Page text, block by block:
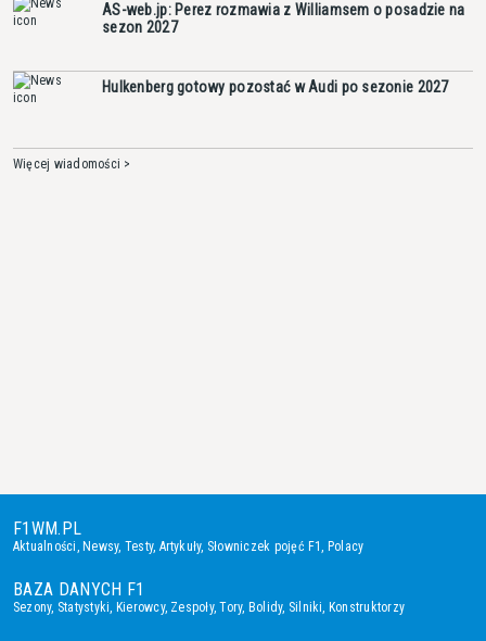
AS-web.jp: Perez rozmawia z Williamsem o posadzie na
sezon 2027
Hulkenberg gotowy pozostać w Audi po sezonie 2027
Więcej wiadomości >
F1WM.PL
Aktualności, Newsy, Testy, Artykuły, Słowniczek pojęć F1, Polacy
BAZA DANYCH F1
Sezony, Statystyki, Kierowcy, Zespoły,Tory, Bolidy, Silniki, Konstruktorzy